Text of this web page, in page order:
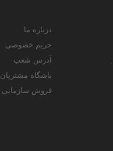
درباره ما
حریم خصوصی
آدرس شعب
باشگاه مشتریان
فروش سازمانی